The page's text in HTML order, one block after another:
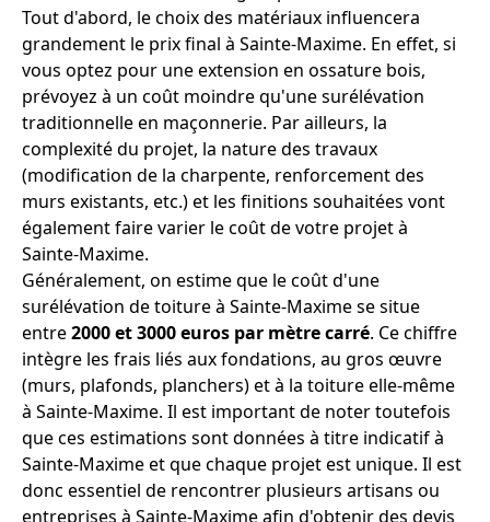
Tout d'abord, le choix des matériaux influencera
grandement le prix final à Sainte-Maxime. En effet, si
vous optez pour une extension en ossature bois,
prévoyez à un coût moindre qu'une surélévation
traditionnelle en maçonnerie. Par ailleurs, la
complexité du projet, la nature des travaux
(modification de la charpente, renforcement des
murs existants, etc.) et les finitions souhaitées vont
également faire varier le coût de votre projet à
Sainte-Maxime.
Généralement, on estime que le coût d'une
surélévation de toiture à Sainte-Maxime se situe
entre2000 et 3000 euros par mètre carré. Ce chiffre
intègre les frais liés aux fondations, au gros œuvre
(murs, plafonds, planchers) et à la toiture elle-même
à Sainte-Maxime. Il est important de noter toutefois
que ces estimations sont données à titre indicatif à
Sainte-Maxime et que chaque projet est unique. Il est
donc essentiel de rencontrer plusieurs artisans ou
entreprises à Sainte-Maxime afin d'obtenir des devis